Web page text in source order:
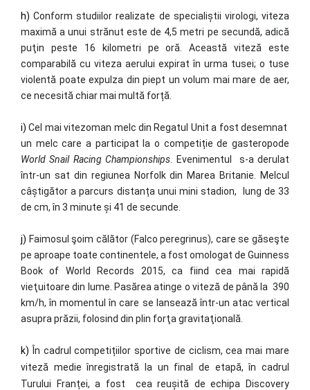
h)Conform studiilor realizate de specialiștii virologi, viteza
maximă a unui strănut este de 4,5 metri pe secundă, adică
puţin peste 16 kilometri pe oră. Această viteză este
comparabilă cu viteza aerului expirat în urma tusei; o tuse
violentă poate expulza din piept un volum mai mare de aer,
ce necesită chiar mai multă forță.
i)Cel mai vitezoman melc din Regatul Unit a fost desemnat
un melc care a participat la o competiție de gasteropode
World Snail Racing Championships . Evenimentul s-a derulat
într-un sat din regiunea Norfolk din Marea Britanie. Melcul
câștigător a parcurs distanța unui mini stadion, lung de 33
de cm, în 3 minute și 41 de secunde.
j) Faimosul şoim călător (Falco peregrinus), care se găseşte
pe aproape toate continentele, a fost omologat de Guinness
Book of World Records 2015, ca fiind cea mai rapidă
vieţuitoare din lume. Pasărea atinge o viteză de până la 390
km/h, în momentul în care se lansează într-un atac vertical
asupra prăzii, folosind din plin forţa gravitaţională.
k) În cadrul competițiilor sportive de ciclism, cea mai mare
viteză medie înregistrată la un final de etapă, în cadrul
Turului Franței, a fost cea reușită de echipa Discovery